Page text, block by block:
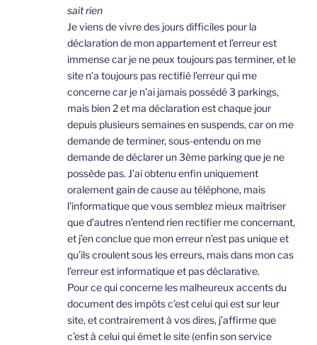
sait rien
Je viens de vivre des jours difficiles pour la
déclaration de mon appartement et l’erreur est
immense car je ne peux toujours pas terminer, et le
site n’a toujours pas rectifié l’erreur qui me
concerne car je n’ai jamais possédé 3 parkings,
mais bien 2 et ma déclaration est chaque jour
depuis plusieurs semaines en suspends, car on me
demande de terminer, sous-entendu on me
demande de déclarer un 3ème parking que je ne
possède pas. J’ai obtenu enfin uniquement
oralement gain de cause au téléphone, mais
l’informatique que vous semblez mieux maîtriser
que d’autres n’entend rien rectifier me concernant,
et j’en conclue que mon erreur n’est pas unique et
qu’ils croulent sous les erreurs, mais dans mon cas
l’erreur est informatique et pas déclarative.
Pour ce qui concerne les malheureux accents du
document des impôts c’est celui qui est sur leur
site, et contrairement à vos dires, j’affirme que
c’est à celui qui émet le site (enfin son service